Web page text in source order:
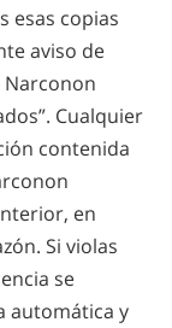
esas copias
aviso de
Narconon
Cualquier
contenida
en
Si violas
se
automática y